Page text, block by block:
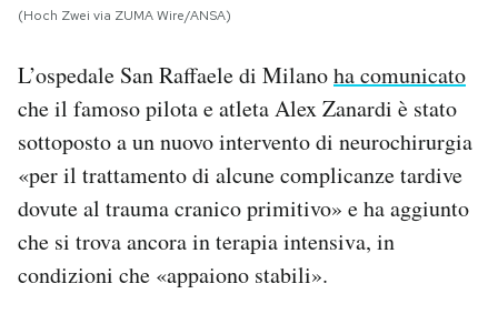
CALENDARIO
AREA PERSONALE
Area Personale
Newsletter
(Hoch Zwei via ZUMA Wire/ANSA)
L’ospedale San Raffaele di Milanoha comunicato
che il famoso pilota e atleta Alex Zanardi è stato
sottoposto a un nuovo intervento di neurochirurgia
«per il trattamento di alcune complicanze tardive
dovute al trauma cranico primitivo» e ha aggiunto
che si trova ancora in terapia intensiva, in
condizioni che «appaiono stabili».